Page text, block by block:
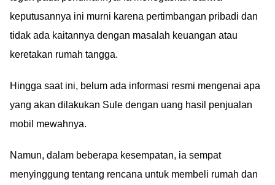
about its key features,
specifications, price,
and availability.
keputusannya ini murni karena pertimbangan pribadi dan
tidak ada kaitannya dengan masalah keuangan atau
keretakan rumah tangga.
Hingga saat ini, belum ada informasi resmi mengenai apa
yang akan dilakukan Sule dengan uang hasil penjualan
mobil mewahnya.
Namun, dalam beberapa kesempatan, ia sempat
menyinggung tentang rencana untuk membeli rumah dan